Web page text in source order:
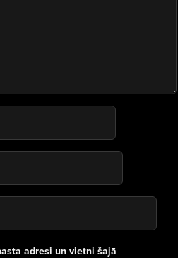
adresi un vietni šajā